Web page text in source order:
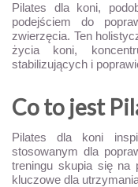
Pilates dla koni,
podejściem do
zwierzęcia. Ten
życia koni,
stabilizujących i
Co to jest
Pilates dla koni
stosowanym dla
treningu skupia się na
kluczowe dla